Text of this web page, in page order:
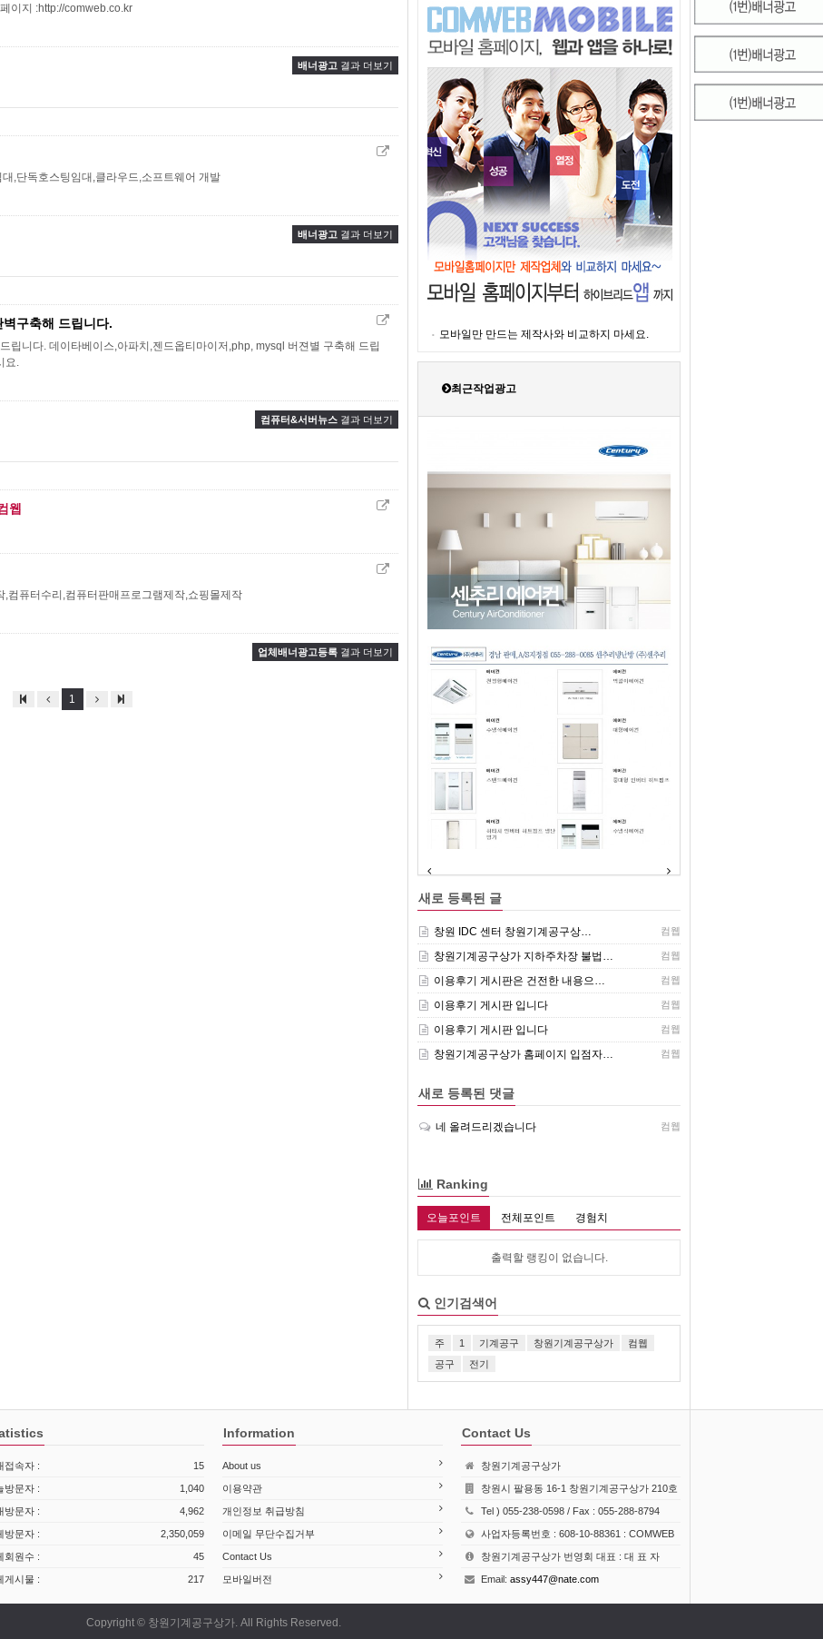
이지 :http://comweb.co.kr
배너광고 결과 더보기
,단독호스팅임대,클라우드,소프트웨어 개발
배너광고 결과 더보기
구축해 드립니다.
립니다. 데이타베이스,아파치,젠드옵티마이저,php, mysql 버젼별 구축해 드립
요.
컴퓨터&서버뉴스 결과 더보기
웹
컴퓨터수리,컴퓨터판매프로그램제작,쇼핑몰제작
업체배너광고등록 결과 더보기
1
모바일만 만드는 제작사와 비교하지 마세요.
최근작업광고
새로 등록된 글
창원 IDC 센터 창원기계공구상… 컴웹
창원기계공구상가 지하주차장 불법… 컴웹
이용후기 게시판은 건전한 내용으… 컴웹
이용후기 게시판 입니다 컴웹
이용후기 게시판 입니다 컴웹
창원기계공구상가 홈페이지 입점자… 컴웹
새로 등록된 댓글
네 올려드리겠습니다 컴웹
Ranking
오늘포인트 전체포인트 경험치
출력할 랭킹이 없습니다.
인기검색어
주 1 기계공구 창원기계공구상가
컴웹
공구
전기
접속자 : 15
방문자 : 1,040
방문자 : 4,962
방문자 : 2,350,059
회원수 : 45
게시물 : 217
Information
About us
이용약관
개인정보 취급방침
이메일 무단수집거부
Contact Us
모바일버전
Contact Us
창원기계공구상가
창원시 팔용동 16-1 창원기계공구상가 210호
Tel ) 055-238-0598 / Fax : 055-288-8794
사업자등록번호 : 608-10-88361 : COMWEB
창원기계공구상가 번영회 대표 : 대 표 자
Email: assy447@nate.com
Copyright © 창원기계공구상가. All Rights Reserved.